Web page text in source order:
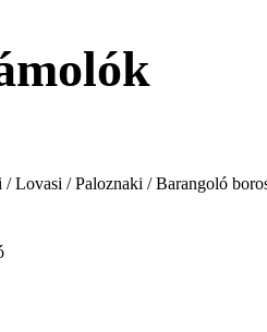
Lovasi / Paloznaki / Barangoló